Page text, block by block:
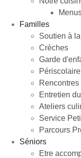
Familles
Soutien à
Crèches
Garde
Périscolaire
Entretien
Ateliers
Service
Parcours
Séniors
Etre